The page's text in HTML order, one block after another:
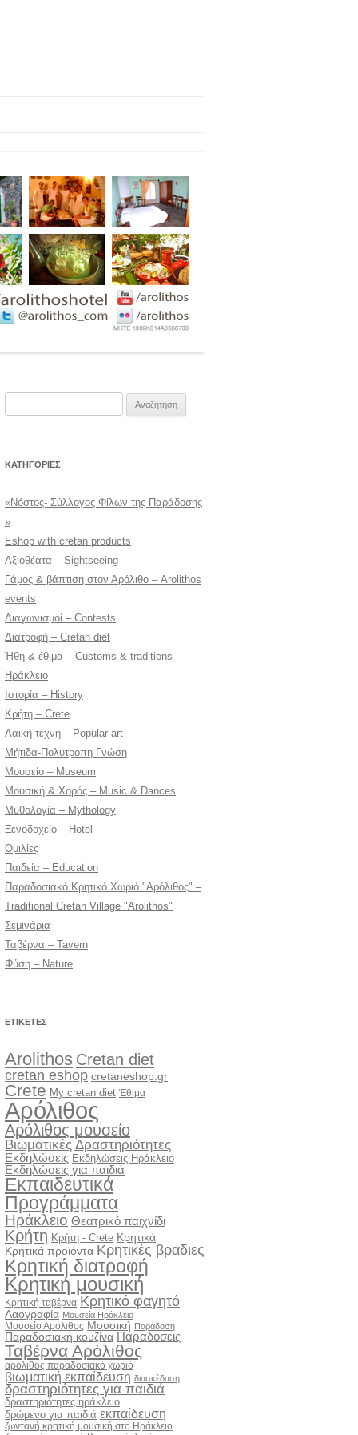
KΑΤΗΓΟΡΊΕΣ
«Νόστος- Σύλλογος Φίλων της Παράδοσης
»
Eshop with cretan products
Αξιοθέατα – Sightseeing
Γάμος & βάπτιση στον Αρόλιθο – Arolithos
events
Διαγωνισμοί – Contests
Διατροφή – Cretan diet
Ήθη & έθιμα – Customs & traditions
Ηράκλειο
Ιστορία – History
Κρήτη – Crete
Λαϊκή τέχνη – Popular art
Μήτιδα-Πολύτροπη Γνώση
Μουσείο – Museum
Μουσική & Χορός – Music & Dances
Μυθολογία – Mythology
Ξενοδοχείο – Hotel
Ομιλίες
Παιδεία – Education
Παραδοσιακό Κρητικό Χωριό "Αρόλιθος" –
Traditional Cretan Village "Arolithos"
Σεμινάρια
Ταβέρνα – Tavern
Φύση – Nature
ΕΤΙΚΈΤΕΣ
Arolithos Cretan diet
cretan eshop cretaneshop.gr
Crete My cretan diet Έθιμα
Αρόλιθος
Αρόλιθος μουσείο
Βιωματικές Δραστηριότητες
Εκδηλώσεις Εκδηλώσεις Ηράκλειο
Εκδηλώσεις για παιδιά
Εκπαιδευτικά
Προγράμματα
Ηράκλειο Θεατρικό παιχνίδι
Κρήτη Κρήτη - Crete Κρητικά
Κρητικά προϊόντα Κρητικές βραδιες
Κρητική διατροφή
Κρητική μουσική
Κρητική ταβέρνα Κρητικό φαγητό
Λαογραφία Μουσεία Ηράκλειο
Μουσείο Αρόλιθος Μουσική Παράδοση
Παραδοσιακή κουζίνα Παραδόσεις
Ταβέρνα Αρόλιθος
αρολιθος παραδοσιακό χωριό
βιωματική εκπαίδευση διασκέδαση
δραστηριότητες για παιδιά
δραστηριότητες ηράκλειο
δρώμενο για παιδιά εκπαίδευση
ζωντανή κρητική μουσική στο Ηράκλειο